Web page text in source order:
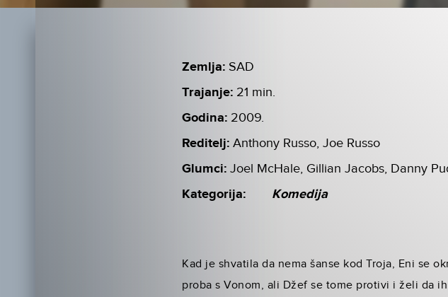
Zemlja: SAD
Trajanje: 21 min.
Godina: 2009.
Reditelj: Anthony Russo, Joe Russo
Glumci: Joel McHale, Gillian Jacobs, Danny
Kategorija: Komedija
Kad je shvatila da nema šanse kod Troja, Eni se
proba s Vonom, ali Džef se tome protivi i želi da